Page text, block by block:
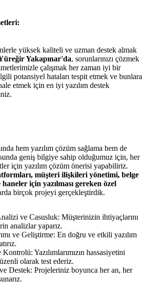
yüksek kaliteli ve uzman destek almak
Yakapınar'da, sorunlarınızı çözmek
çalışmak her zaman iyi bir
potansiyel hataları tespit etmek ve bunlara
etmek için en iyi yazılım destek
hem yazılım çözüm sağlama hem de
geniş bilgiye sahip olduğumuz için, her
için yazılım çözüm önerisi yapabiliriz.
müşteri ilişkileri yönetimi, belge
için yazılması gereken özel
birçok projeyi gerçekleştirdik.
ve Casusluk: Müşterinizin ihtiyaçlarını
analizlar yaparız.
ve Geliştirme: En doğru ve etkili yazılım
Yazılımlarımızın hassasiyetini
olarak test ederiz.
Destek: Projeleriniz boyunca her an, her